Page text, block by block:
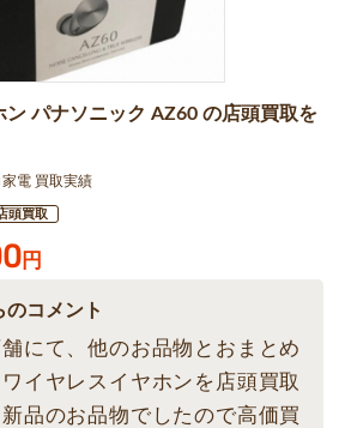
ン パナソニック AZ60 の店頭買取を
家電 買取実績
頭買取
円
コメント
にて、他のお品物とおまとめ
イヤレスイヤホンを店頭買取
品のお品物でしたので高価買